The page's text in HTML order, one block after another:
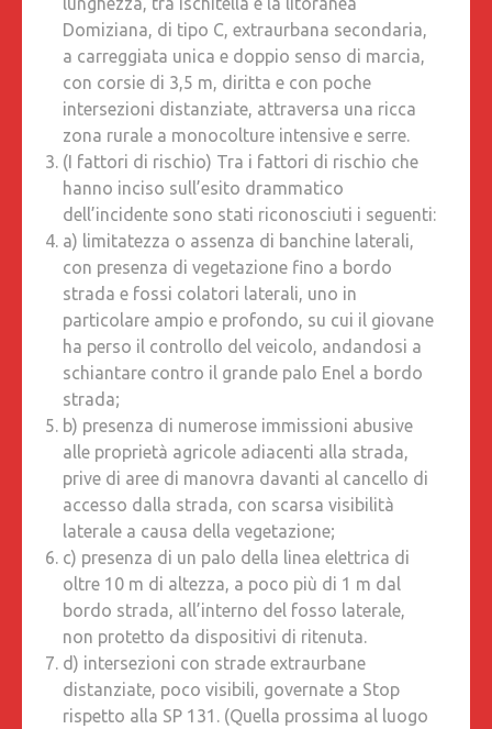
Domiziana, di tipo C, extraurbana secondaria,
a carreggiata unica e doppio senso di marcia,
con corsie di 3,5 m, diritta e con poche
intersezioni distanziate, attraversa una ricca
zona rurale a monocolture intensive e serre.
(I fattori di rischio) Tra i fattori di rischio che
hanno inciso sull’esito drammatico
dell’incidente sono stati riconosciuti i seguenti:
a) limitatezza o assenza di banchine laterali,
con presenza di vegetazione fino a bordo
strada e fossi colatori laterali, uno in
particolare ampio e profondo, su cui il giovane
ha perso il controllo del veicolo, andandosi a
schiantare contro il grande palo Enel a bordo
strada;
b) presenza di numerose immissioni abusive
alle proprietà agricole adiacenti alla strada,
prive di aree di manovra davanti al cancello di
accesso dalla strada, con scarsa visibilità
laterale a causa della vegetazione;
c) presenza di un palo della linea elettrica di
oltre 10 m di altezza, a poco più di 1 m dal
bordo strada, all’interno del fosso laterale,
non protetto da dispositivi di ritenuta.
d) intersezioni con strade extraurbane
distanziate, poco visibili, governate a Stop
rispetto alla SP 131. (Quella prossima al luogo